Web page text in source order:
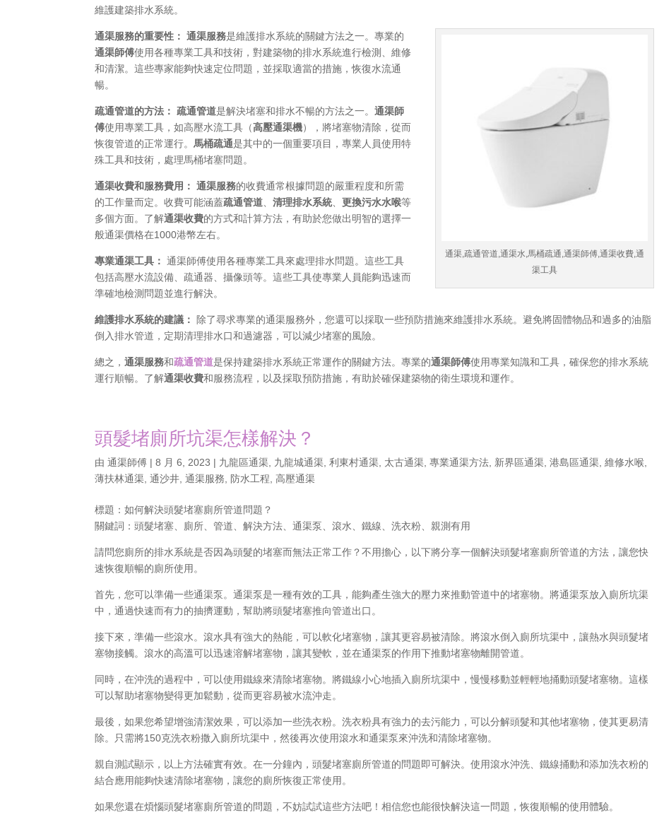
維護建築排水系統。
通渠,疏通管道,通渠水,馬桶疏通,通渠師傅,通渠收費,通
渠工具
通渠服務的重要性： 通渠服務是維護排水系統的關鍵方法之一。專業的
通渠師傅使用各種專業工具和技術，對建築物的排水系統進行檢測、維修
和清潔。這些專家能夠快速定位問題，並採取適當的措施，恢復水流通
暢。
疏通管道的方法： 疏通管道是解決堵塞和排水不暢的方法之一。通渠師
傅使用專業工具，如高壓水流工具（高壓通渠機），將堵塞物清除，從而
恢復管道的正常運行。馬桶疏通是其中的一個重要項目，專業人員使用特
殊工具和技術，處理馬桶堵塞問題。
通渠收費和服務費用： 通渠服務的收費通常根據問題的嚴重程度和所需
的工作量而定。收費可能涵蓋疏通管道 、清理排水系統 、更換污水水喉等
多個方面。了解通渠收費的方式和計算方法，有助於您做出明智的選擇一
般通渠價格在1000港幣左右。
專業通渠工具： 通渠師傅使用各種專業工具來處理排水問題。這些工具
包括高壓水流設備、疏通器、攝像頭等。這些工具使專業人員能夠迅速而
準確地檢測問題並進行解決。
維護排水系統的建議：
除了尋求專業的通渠服務外，您還可以採取一些預防措施來維護排水系統。避免將固體物品和過多的油脂
倒入排水管道，定期清理排水口和過濾器，可以減少堵塞的風險。
總之，通渠服務和疏通管道是保持建築排水系統正常運作的關鍵方法。專業的通渠師傅使用專業知識和工具，確保您的排水系統
運行順暢。了解通渠收費和服務流程，以及採取預防措施，有助於確保建築物的衛生環境和運作。
頭髮堵廁所坑渠怎樣解決？
由通渠師傅 |8 月 6, 2023 | 九龍區通渠 九龍城通渠 ,利東村通渠 太古通渠 ,專業通渠方法 新界區通渠 ,港島區通渠 ,維修水喉
薄扶林通渠 ,通沙井 ,通渠服務 防水工程 ,高壓通渠
標題：如何解決頭髮堵塞廁所管道問題？
關鍵詞：頭髮堵塞、廁所、管道、解決方法、通渠泵、滾水、鐵線、洗衣粉、親測有用
請問您廁所的排水系統是否因為頭髮的堵塞而無法正常工作？不用擔心，以下將分享一個解決頭髮堵塞廁所管道的方法，讓您快
速恢復順暢的廁所使用。
首先，您可以準備一些通渠泵。通渠泵是一種有效的工具，能夠產生強大的壓力來推動管道中的堵塞物。將通渠泵放入廁所坑渠
中，通過快速而有力的抽擠運動，幫助將頭髮堵塞推向管道出口。
接下來，準備一些滾水。滾水具有強大的熱能，可以軟化堵塞物，讓其更容易被清除。將滾水倒入廁所坑渠中，讓熱水與頭髮堵
塞物接觸。滾水的高溫可以迅速溶解堵塞物，讓其變軟，並在通渠泵的作用下推動堵塞物離開管道。
同時，在沖洗的過程中，可以使用鐵線來清除堵塞物。將鐵線小心地插入廁所坑渠中，慢慢移動並輕輕地捅動頭髮堵塞物。這樣
可以幫助堵塞物變得更加鬆動，從而更容易被水流沖走。
最後，如果您希望增強清潔效果，可以添加一些洗衣粉。洗衣粉具有強力的去污能力，可以分解頭髮和其他堵塞物，使其更易清
除。只需將150克洗衣粉撒入廁所坑渠中，然後再次使用滾水和通渠泵來沖洗和清除堵塞物。
親自測試顯示，以上方法確實有效。在一分鐘內，頭髮堵塞廁所管道的問題即可解決。使用滾水沖洗、鐵線捅動和添加洗衣粉的
結合應用能夠快速清除堵塞物，讓您的廁所恢復正常使用。
如果您還在煩惱頭髮堵塞廁所管道的問題，不妨試試這些方法吧！相信您也能很快解決這一問題，恢復順暢的使用體驗。